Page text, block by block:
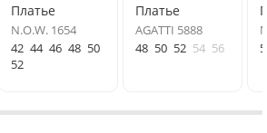
Платье
N.O.W. 1654
42 44 46 48 50
52
Платье
AGATTI 5888
48 50 52 54 56